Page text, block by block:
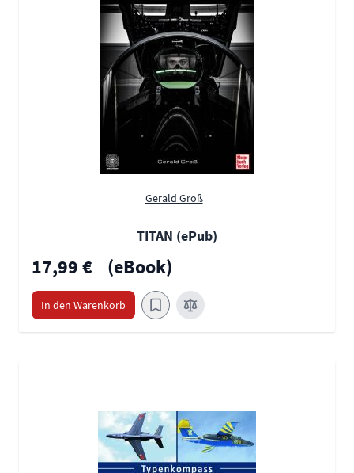
Gerald Groß
TITAN (ePub)
17,99 € (eBook)
In den Warenkorb